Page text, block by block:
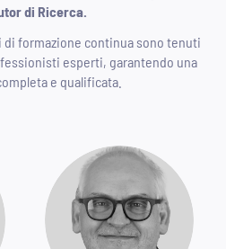
di Ricerca.
di formazione continua sono tenuti
esperti, garantendo una
e qualificata.